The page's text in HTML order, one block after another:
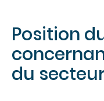
Position
du